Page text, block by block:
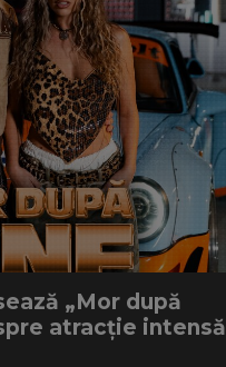
„Mor după
atracție intensă